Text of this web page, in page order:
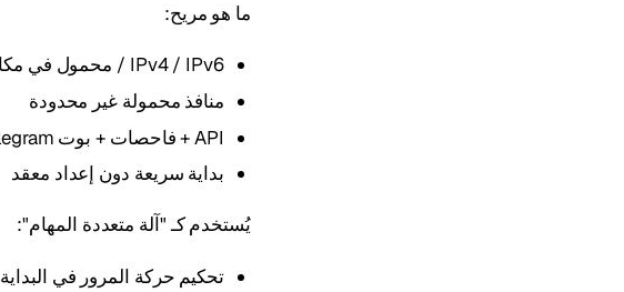
ما هو مريح:
IPv4 / IPv6 / محمول في مكان واحد
منافذ محمولة غير محدودة
API + فاحصات + بوت Telegram
بداية سريعة دون إعداد معقد
يُستخدم كـ "آلة متعددة المهام":
تحكيم حركة المرور في البداية